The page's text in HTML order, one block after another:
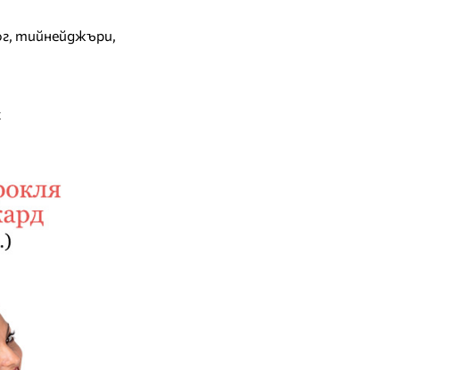
, тийнейджъри,